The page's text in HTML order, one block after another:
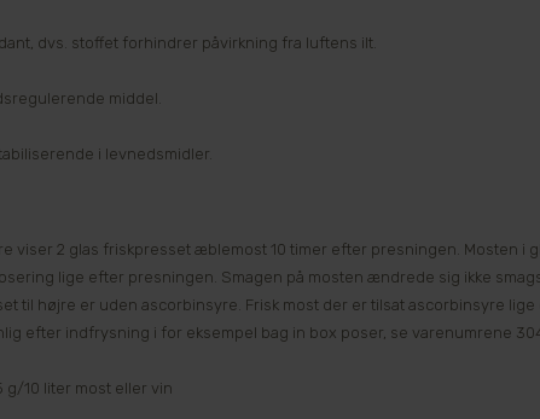
dvs. stoffet forhindrer påvirkning fra luftens ilt.
middel.
i levnedsmidler.
viser 2 glas friskpresset æblemost 10 timer efter presningen. Mosten i
lige efter presningen. Smagen på mosten ændrede sig ikke
til højre er uden ascorbinsyre. Frisk most der er tilsat ascorbinsyre
efter indfrysning i for eksempel bag in box poser, se varenumrene
g/10 liter most eller vin